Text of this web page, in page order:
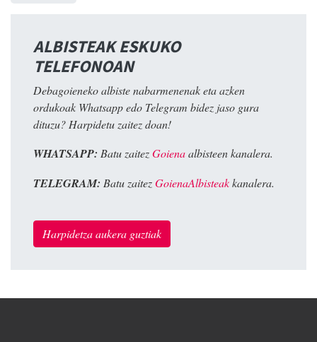
ALBISTEAK ESKUKO
TELEFONOAN
Debagoieneko albiste nabarmenenak eta azken
ordukoak Whatsapp edo Telegram bidez jaso gura
dituzu? Harpidetu zaitez doan!
WHATSAPP: Batu zaitezGoienaalbisteen kanalera.
TELEGRAM: Batu zaitezGoienaAlbisteakkanalera.
Harpidetza aukera guztiak